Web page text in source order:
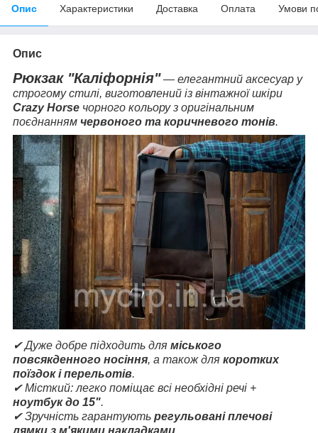
Опис Характеристики Доставка Оплата Умови
Опис
Рюкзак "Каліфорнія" — елегантний аксесуар у
строгому стилі, виготовлений із вінтажної шкіри
Crazy Horse чорного кольору з оригінальним
поєднанням червоного та коричневого тонів.
✔ Дуже добре підходить для міського
повсякденного носіння, а також для коротких
поїздок і перельотів.
✔ Місткий: легко поміщає всі необхідні речі +
ноутбук до 15".
✔ Зручність гарантують регульовані плечові